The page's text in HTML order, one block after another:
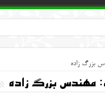
بزرگ زاده
مهندس بزرگ زاده